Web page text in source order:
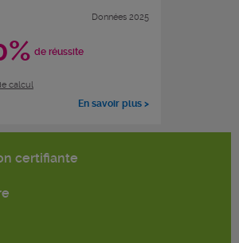
Données 2025
de réussite
calcul
En savoir plus >
certifiante